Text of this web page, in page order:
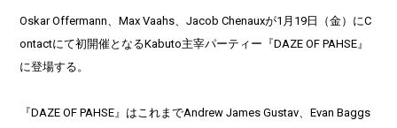
Oskar Offermann、Max Vaahs、Jacob Chenauxが1月19日（金）にC
ontactにて初開催となるKabuto主宰パーティー『DAZE OF PAHSE』
に登場する。
『DAZE OF PAHSE』はこれまでAndrew James Gustav、Evan Baggs